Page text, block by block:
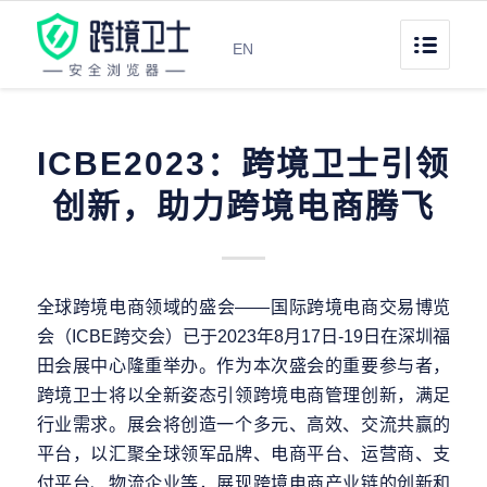
EN
ICBE2023：跨境卫士引领
创新，助力跨境电商腾飞
全球跨境电商领域的盛会——国际跨境电商交易博览
会（ICBE跨交会）已于2023年8月17日-19日在深圳福
田会展中心隆重举办。作为本次盛会的重要参与者，
跨境卫士将以全新姿态引领跨境电商管理创新，满足
行业需求。展会将创造一个多元、高效、交流共赢的
平台，以汇聚全球领军品牌、电商平台、运营商、支
付平台、物流企业等，展现跨境电商产业链的创新和